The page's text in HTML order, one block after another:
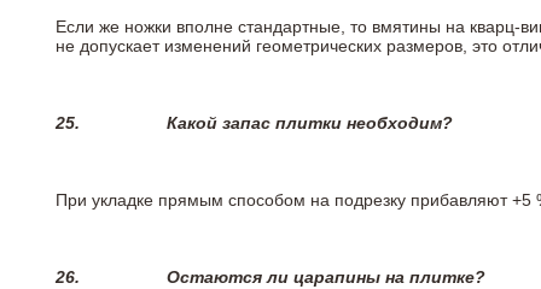
Если же ножки вполне стандартные, то вмятины на кварц-
не допускает изменений геометрических размеров, это
25. Какой запас плитки необходим?
При укладке прямым способом на подрезку прибавляют +5
26. Остаются ли царапины на плитке?